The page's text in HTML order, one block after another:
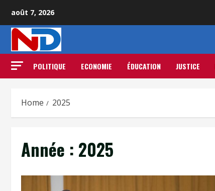
août 7, 2026
POLITIQUE ECONOMIE ÉDUCATION JUSTICE
Home 2025
Année : 2025